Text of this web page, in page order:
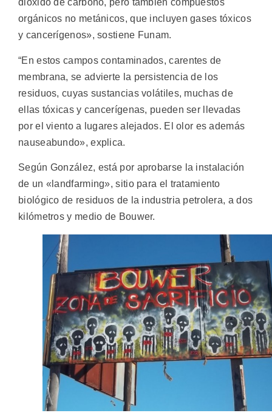
dióxido de carbono, pero también compuestos
orgánicos no metánicos, que incluyen gases tóxicos
y cancerígenos», sostiene Funam.
“En estos campos contaminados, carentes de
membrana, se advierte la persistencia de los
residuos, cuyas sustancias volátiles, muchas de
ellas tóxicas y cancerígenas, pueden ser llevadas
por el viento a lugares alejados. El olor es además
nauseabundo», explica.
Según González, está por aprobarse la instalación
de un «landfarming», sitio para el tratamiento
biológico de residuos de la industria petrolera, a dos
kilómetros y medio de Bouwer.